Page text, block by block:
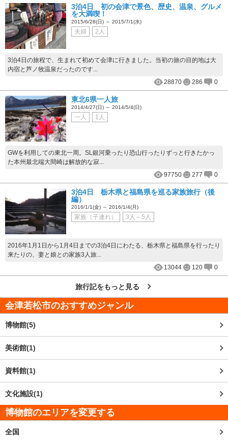
3泊4日 初の会津で景色、歴史、温泉、グルメ
を大満喫！
2015/6/28(日) ～ 2015/7/1(水)
夫婦 2人
3泊4日の旅程で、生まれて初めて会津に行きました。当初の旅の目的地は大
内宿と芦ノ牧温泉だったのです...
28870
286 0
東北6県一人旅
2014/4/27(日) ～ 2014/5/4(日)
一人 1人
GWを利用しての東北一周。SL銀河乗ったり恐山行ったりずっと行きたかっ
た本州最北端大間崎は解放的な寂...
97750
277 0
3泊4日 栃木県と福島県を巡る家族旅行（後
編）
2016/1/1(金) ～ 2016/1/4(月)
家族（子連れ） 3人～5人
2016年1月1日から1月4日までの3泊4日にわたる、栃木県と福島県を行ったり
来たりの、妻と娘との家族3人旅...
13044
120 0
旅行記をもっと見る
会津若松市のおすすめジャンル
博物館(5)
美術館(1)
資料館(1)
文化施設(1)
博物館のエリアを変更する
全国